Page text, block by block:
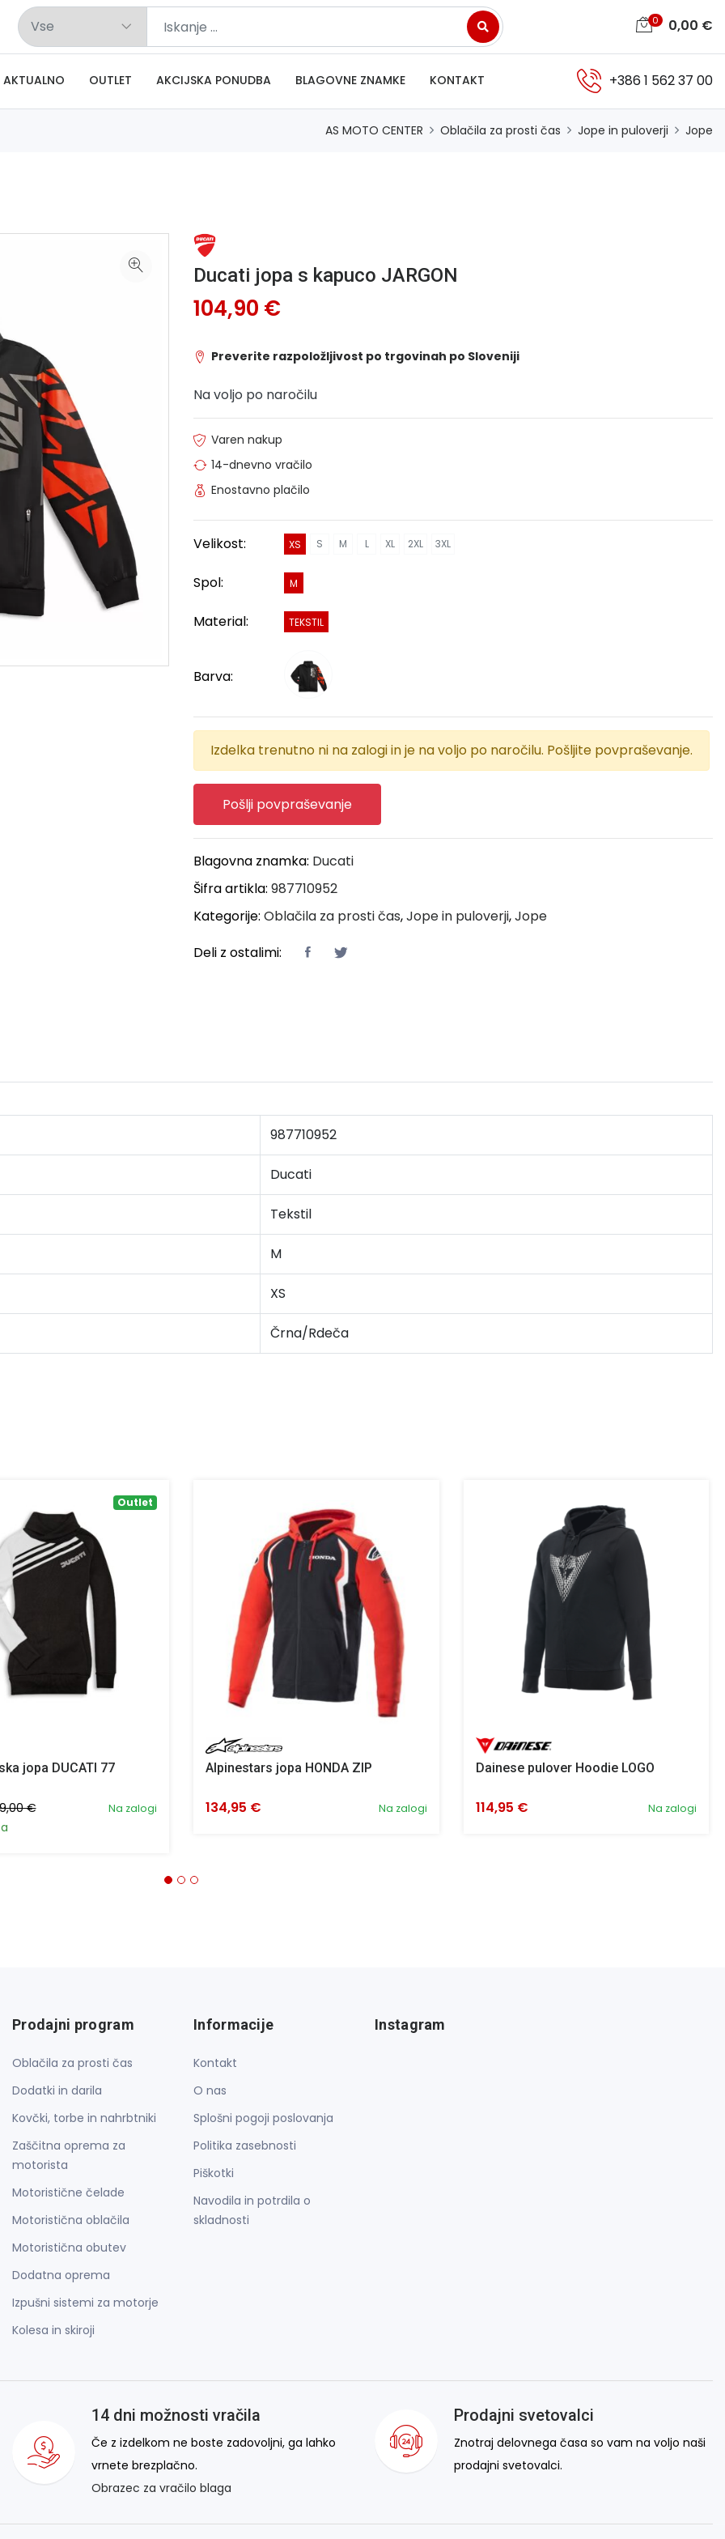
0 0,00 €
AKTUALNO OUTLET AKCIJSKA PONUDBA BLAGOVNE ZNAMKE KONTAKT +386 1 562 37 00
AS MOTO CENTER Oblačila za prosti čas Jope in puloverji Jope
Ducati jopa s kapuco JARGON
104,90 €
Preverite razpoložljivost po trgovinah po Sloveniji
Na voljo po naročilu
Varen nakup
14-dnevno vračilo
Enostavno plačilo
Velikost: XS S M L XL 2XL 3XL
Spol: M
Material: TEKSTIL
Barva:
Izdelka trenutno ni na zalogi in je na voljo po naročilu. Pošljite povpraševanje.
Pošlji povpraševanje
Blagovna znamka: Ducati
Šifra artikla: 987710952
Kategorije: Oblačila za prosti čas,Jope in puloverji,Jope
Deli z ostalimi:
987710952
Ducati
Tekstil
M
XS
Črna/Rdeča
Outlet
jopa DUCATI 77
Na zalogi
€
Alpinestars jopa HONDA ZIP
Na zalogi
134,95 €
Dainese pulover Hoodie LOGO
Na zalogi
114,95 €
Prodajni program
Oblačila za prosti čas
Dodatki in darila
Kovčki, torbe in nahrbtniki
Zaščitna oprema za
motorista
Motoristične čelade
Motoristična oblačila
Motoristična obutev
Dodatna oprema
Izpušni sistemi za motorje
Kolesa in skiroji
Informacije
Kontakt
O nas
Splošni pogoji poslovanja
Politika zasebnosti
Piškotki
Navodila in potrdila o
skladnosti
Instagram
14 dni možnosti vračila
Če z izdelkom ne boste zadovoljni, ga lahko
vrnete brezplačno.
Obrazec za vračilo blaga
Prodajni svetovalci
Znotraj delovnega časa so vam na voljo naši
prodajni svetovalci.